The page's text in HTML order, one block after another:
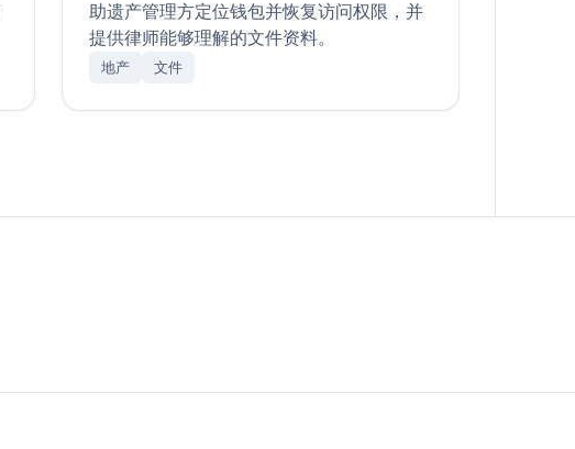
助遗产管理方定位钱包并恢复访问权限，并
提供律师能够理解的文件资料。
地产 文件